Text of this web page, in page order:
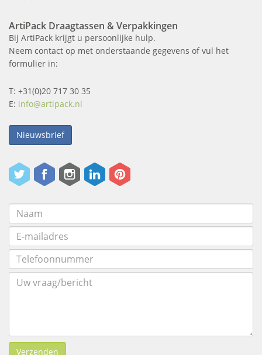
ArtiPack Draagtassen & Verpakkingen
Bij ArtiPack krijgt u persoonlijke hulp.
Neem contact op met onderstaande gegevens of vul het
formulier in:
T: +31(0)20 717 30 35
E: info@artipack.nl
Nieuwsbrief
Verzenden